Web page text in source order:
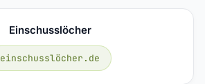
Einschusslöcher
einschusslöcher.de